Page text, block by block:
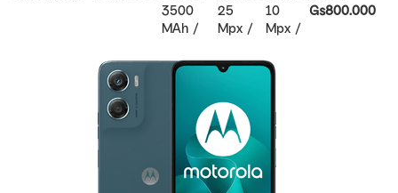
3500
MAh
25
Mpx
10
Mpx
Gs800.000